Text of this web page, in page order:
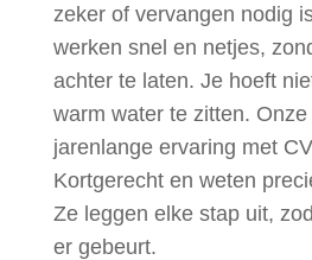
zeker of vervangen nodig
werken snel en netjes,
achter te laten. Je hoeft
warm water te zitten.
jarenlange ervaring met
Kortgerecht en weten
Ze leggen elke stap uit,
er gebeurt.